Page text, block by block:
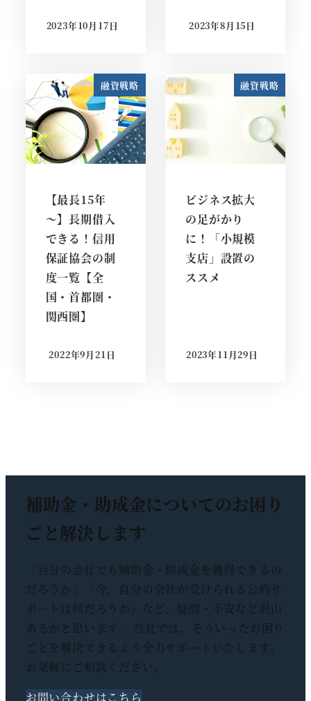
投稿日
2023年10月17日
投稿日
2023年8月15日
融資戦略
【最長15年
～】長期借入
できる！信用
保証協会の制
度一覧【全
国・首都圏・
関西圏】
投稿日
2022年9月21日
融資戦略
ビジネス拡大
の足がかり
に！「小規模
支店」設置の
ススメ
投稿日
2023年11月29日
補助金・助成金についてのお困り
ごと解決します
「自分の会社でも補助金・助成金を獲得できるの
だろうか」「今、自分の会社が受けられる公的サ
ポートは何だろうか」など、疑問・不安など沢山
あるかと思います。 当社では、そういったお困り
ごとを解決できるよう全力サポートいたします。
お気軽にご相談ください。
お問い合わせはこちら